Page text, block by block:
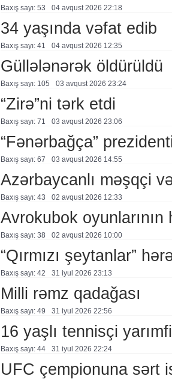
Baxış sayı: 53 04 avqust 2026 22:18
34 yaşında vəfat edib
Baxış sayı: 41 04 avqust 2026 12:35
Güllələnərək öldürüldü
Baxış sayı: 105 03 avqust 2026 23:24
“Zirə”ni tərk etdi
Baxış sayı: 71 03 avqust 2026 23:06
“Fənərbağça”
Baxış sayı: 67 03 avqust 2026 14:55
Azərbaycanlı məşqçi
Baxış sayı: 43 02 avqust 2026 12:33
Avrokubok
Baxış sayı: 38 02 avqust 2026 10:00
“Qırmızı şeytanlar”
Baxış sayı: 42 31 i̇yul 2026 23:13
Milli rəmz qadağası
Baxış sayı: 49 31 i̇yul 2026 22:56
16 yaşlı tennisçi
Baxış sayı: 44 31 i̇yul 2026 22:24
UFC çempionuna sərt